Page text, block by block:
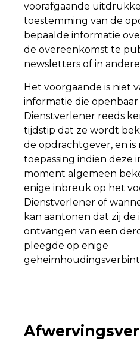
voorafgaande
toestemming van de
bepaalde informatie
de overeenkomst te
newsletters of in
Het voorgaande is niet
informatie die openbaar
Dienstverlener reeds
tijdstip dat ze wordt
de opdrachtgever, en is
toepassing indien deze
moment algemeen
enige inbreuk op het
Dienstverlener of
kan aantonen dat zij
ontvangen van een
pleegde op enige